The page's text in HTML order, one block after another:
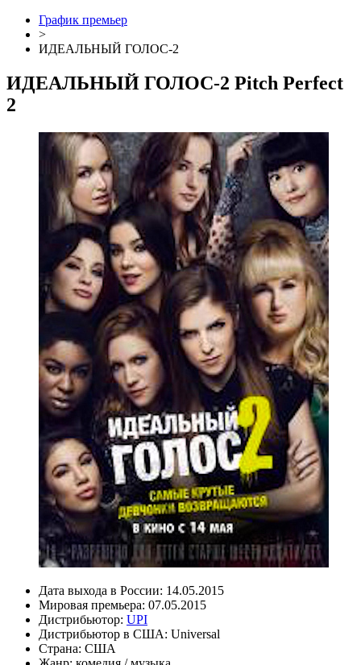
График премьер
>
ИДЕАЛЬНЫЙ ГОЛОС-2
ИДЕАЛЬНЫЙ ГОЛОС-2 Pitch Perfect
2
Дата выхода в России: 14.05.2015
Мировая премьера: 07.05.2015
Дистрибьютор: UPI
Дистрибьютор в США: Universal
Страна: США